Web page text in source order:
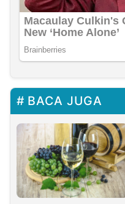
BACA JUGA